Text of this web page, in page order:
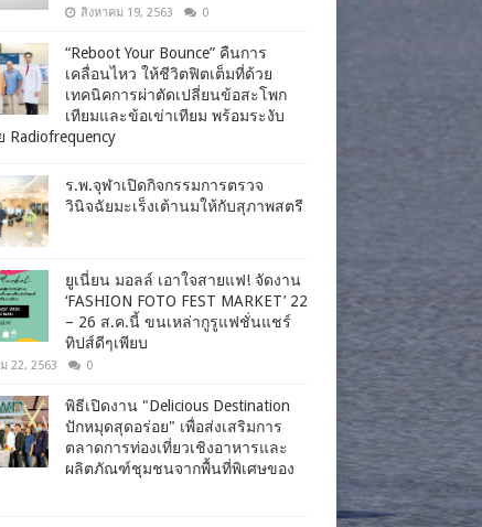
สิงหาคม 19, 2563 0
“Reboot Your Bounce” คืนการ
เคลื่อนไหว ให้ชีวิตฟิตเต็มที่ด้วย
เทคนิคการผ่าตัดเปลี่ยนข้อสะโพก
เทียมและข้อเข่าเทียม พร้อมระงับ
Radiofrequency
ร.พ.จุฬาเปิดกิจกรรมการตรวจ
วินิจฉัยมะเร็งเต้านมให้กับสุภาพสตรี
ยูเนี่ยน มอลล์ เอาใจสายแฟ! จัดงาน
‘FASHION FOTO FEST MARKET’ 22
– 26 ส.ค.นี้ ขนเหล่ากูรูแฟชั่นแชร์
ทิปส์ดีๆเพียบ
22, 2563 0
พิธีเปิดงาน "Delicious Destination
ปักหมุดสุดอร่อย" เพื่อส่งเสริมการ
ตลาดการท่องเที่ยวเชิงอาหารและ
ผลิตภัณฑ์ชุมชนจากพื้นที่พิเศษของ